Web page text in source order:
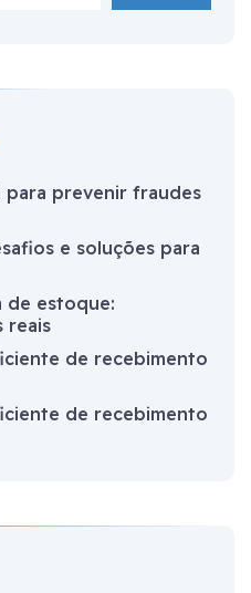
para prevenir fraudes
e soluções para
de estoque:
reais
de recebimento
de recebimento